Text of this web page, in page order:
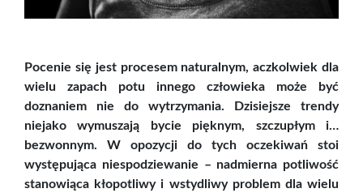
Pocenie się jest procesem naturalnym, aczkolwiek dla
wielu zapach potu innego człowieka może być
doznaniem nie do wytrzymania. Dzisiejsze trendy
niejako wymuszają bycie pięknym, szczupłym i…
bezwonnym. W opozycji do tych oczekiwań stoi
występująca niespodziewanie – nadmierna potliwość
stanowiąca kłopotliwy i wstydliwy problem dla wielu